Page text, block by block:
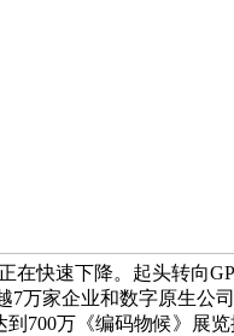
在快速下降。起头转向
万家企业和数字原生公
700万《编码物候》